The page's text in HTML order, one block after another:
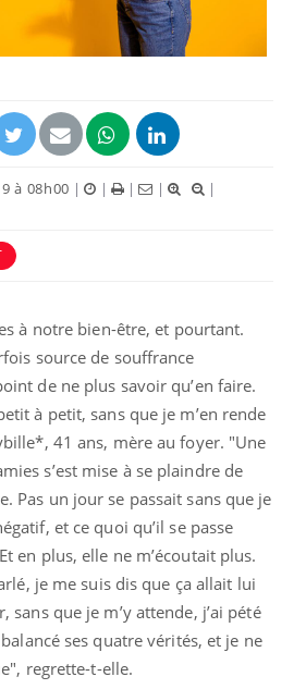
à 08h00 | | | |
|
à notre bien-être, et pourtant.
source de souffrance
de ne plus savoir qu’en faire.
à petit, sans que je m’en rende
41 ans, mère au foyer. "Une
s’est mise à se plaindre de
Pas un jour se passait sans que je
et ce quoi qu’il se passe
en plus, elle ne m’écoutait plus.
je me suis dis que ça allait lui
sans que je m’y attende, j’ai pété
ses quatre vérités, et je ne
regrette-t-elle.